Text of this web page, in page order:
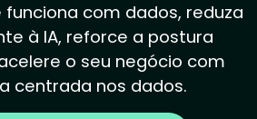
funciona com dados, reduza
à IA, reforce a postura
o seu negócio com
centrada nos dados.